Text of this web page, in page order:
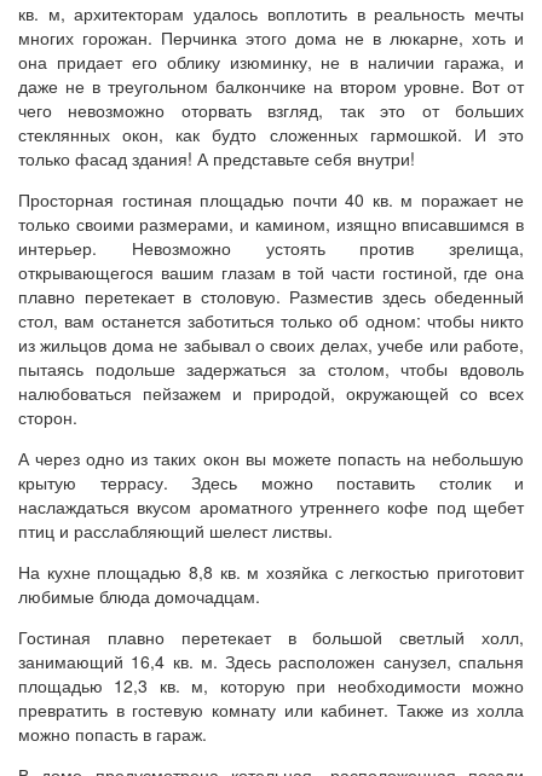
кв. м, архитекторам удалось воплотить в реальность мечты
многих горожан. Перчинка этого дома не в люкарне, хоть и
она придает его облику изюминку, не в наличии гаража, и
даже не в треугольном балкончике на втором уровне. Вот от
чего невозможно оторвать взгляд, так это от больших
стеклянных окон, как будто сложенных гармошкой. И это
только фасад здания! А представьте себя внутри!
Просторная гостиная площадью почти 40 кв. м поражает не
только своими размерами, и камином, изящно вписавшимся в
интерьер. Невозможно устоять против зрелища,
открывающегося вашим глазам в той части гостиной, где она
плавно перетекает в столовую. Разместив здесь обеденный
стол, вам останется заботиться только об одном: чтобы никто
из жильцов дома не забывал о своих делах, учебе или работе,
пытаясь подольше задержаться за столом, чтобы вдоволь
налюбоваться пейзажем и природой, окружающей со всех
сторон.
А через одно из таких окон вы можете попасть на небольшую
крытую террасу. Здесь можно поставить столик и
наслаждаться вкусом ароматного утреннего кофе под щебет
птиц и расслабляющий шелест листвы.
На кухне площадью 8,8 кв. м хозяйка с легкостью приготовит
любимые блюда домочадцам.
Гостиная плавно перетекает в большой светлый холл,
занимающий 16,4 кв. м. Здесь расположен санузел, спальня
площадью 12,3 кв. м, которую при необходимости можно
превратить в гостевую комнату или кабинет. Также из холла
можно попасть в гараж.